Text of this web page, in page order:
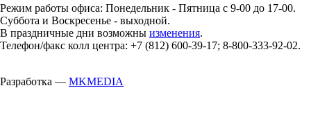
Режим работы офиса: Понедельник - Пятница с 9-00 до 17-00.
Суббота и Воскресенье - выходной.
В праздничные дни возможны изменения.
Телефон/факс колл центра: +7 (812) 600-39-17; 8-800-333-92-02.
Разработка — MKMEDIA